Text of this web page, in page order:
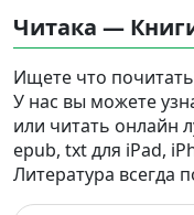
Читака —
Ищете что
У нас вы можете
или читать онлайн
epub, txt для iPad,
Литература всегда